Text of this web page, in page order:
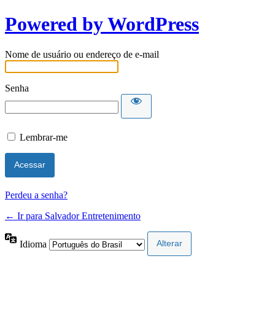
Powered by WordPress
Nome de usuário ou endereço de e-mail
Senha
Lembrar-me
Perdeu a senha?
← Ir para Salvador Entretenimento
Idioma